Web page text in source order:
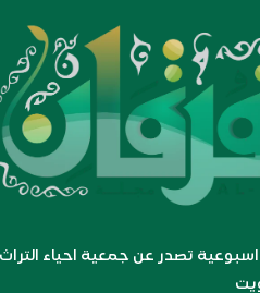
تصدر عن جمعية احياء التراث